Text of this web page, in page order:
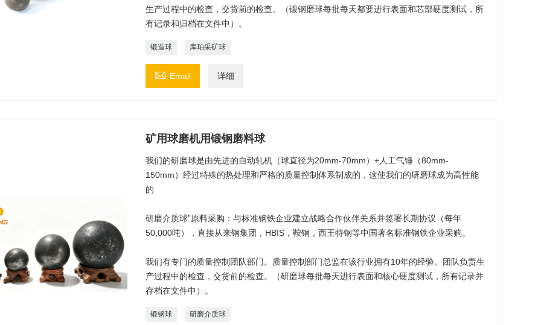
生产过程中的检查，交货前的检查。（锻钢磨球每批每天都要进行表面和芯部硬度测试，所
有记录和归档在文件中）。
锻造球 库珀采矿球
 Email 详细
矿用球磨机用锻钢磨料球
我们的研磨球是由先进的自动轧机（球直径为20mm-70mm）+人工气锤（80mm-
150mm）经过特殊的热处理和严格的质量控制体系制成的，这使我们的研磨球成为高性能
的
研磨介质球”原料采购：与标准钢铁企业建立战略合作伙伴关系并签署长期协议（每年
50,000吨），直接从来钢集团，HBIS，鞍钢，西王特钢等中国著名标准钢铁企业采购。
我们有专门的质量控制团队部门。质量控制部门总监在该行业拥有10年的经验。团队负责生
产过程中的检查，交货前的检查。（研磨球每批每天进行表面和核心硬度测试，所有记录并
存档在文件中）。
锻钢球 研磨介质球